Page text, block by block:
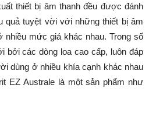
thiết bị âm thanh đều được đánh
quả tuyệt vời với những thiết bị âm
nhiều mức giá khác nhau. Trong số
bởi các dòng loa cao cấp, luôn đáp
dùng ở nhiều khía cạnh khác nhau
EZ Australe là một sản phẩm như